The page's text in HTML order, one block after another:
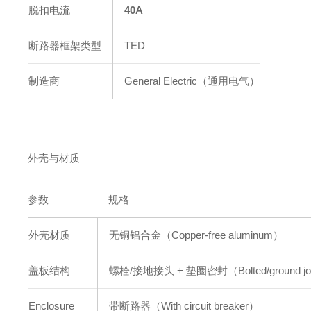
脱扣电流 40A
断路器框架类型 TED
制造商 General Electric（通用电气）
外壳与材质
参数 规格
外壳材质 无铜铝合金（Copper-free aluminum）
盖板结构 螺栓/接地接头 + 垫圈密封（Bolted/ground
Enclosure 带断路器（With circuit breaker）